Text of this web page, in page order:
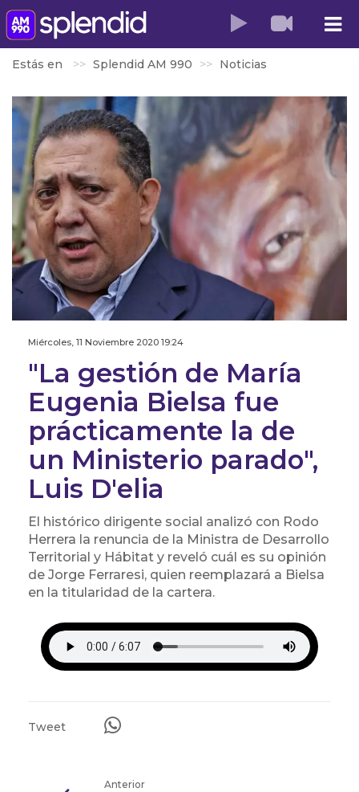
Estás en Splendid AM 990 Noticias
Miércoles, 11 Noviembre 2020 19:24
"La gestión de María
Eugenia Bielsa fue
prácticamente la de
un Ministerio parado",
Luis D'elia
El histórico dirigente social analizó con Rodo
Herrera la renuncia de la Ministra de Desarrollo
Territorial y Hábitat y reveló cuál es su opinión
de Jorge Ferraresi, quien reemplazará a Bielsa
en la titularidad de la cartera.
Tweet
Anterior